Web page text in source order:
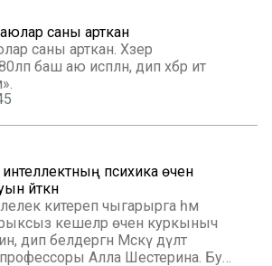
саны арткан
саны арткан. Хәзер
баш аю исәпләнә, дип хәбәр итә
психика өчен
әйткән
китереп чыгарырга һәм
кешеләр өчен куркыныч
дәүләт
Алла Шестерина. Бу